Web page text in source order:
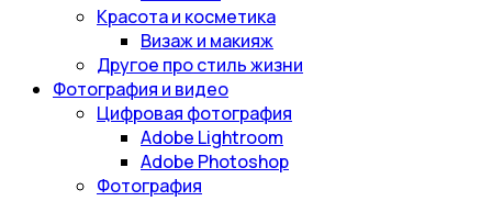
Красота и косметика
Визаж и макияж
Другое про стиль жизни
Фотография и видео
Цифровая фотография
Adobe Lightroom
Adobe Photoshop
Фотография